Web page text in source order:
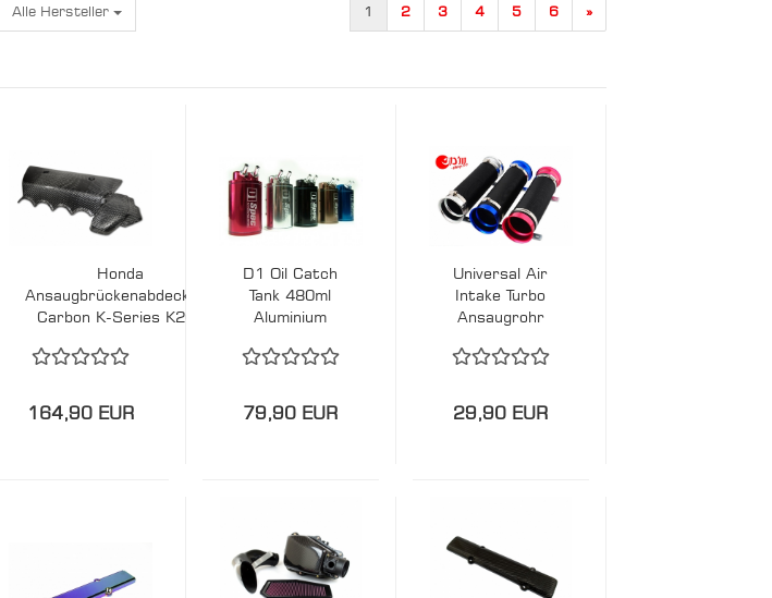
Alle Hersteller 1 2 3 4 5 6 »
Honda
Ansaugbrückenabdeckung
Carbon K-Series K20a
164,90 EUR
D1 Oil Catch
Tank 480ml
Aluminium
79,90 EUR
Universal Air
Intake Turbo
Ansaugrohr
29,90 EUR